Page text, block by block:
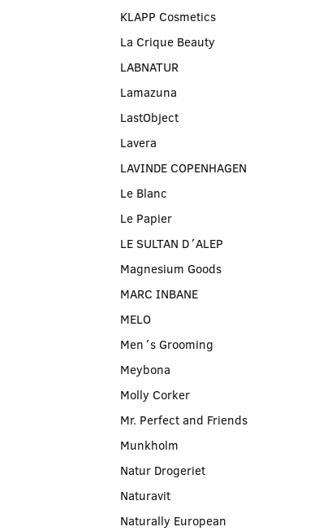
KLAPP Cosmetics
La Crique Beauty
LABNATUR
Lamazuna
LastObject
Lavera
LAVINDE COPENHAGEN
Le Blanc
Le Papier
LE SULTAN D´ALEP
Magnesium Goods
MARC INBANE
MELO
Men´s Grooming
Meybona
Molly Corker
Mr. Perfect and Friends
Munkholm
Natur Drogeriet
Naturavit
Naturally European